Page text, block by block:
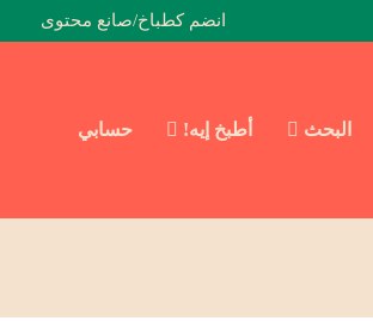
انضم كطباخ/صانع محتوى
البحث أطبخ إيه! حسابي